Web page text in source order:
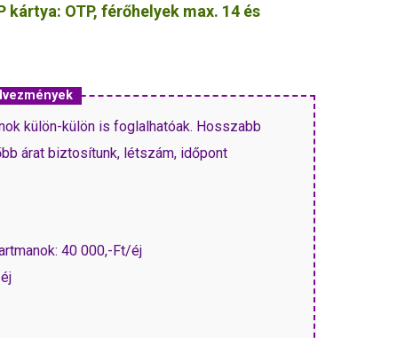
kártya: OTP, férőhelyek max. 14 és
külön-külön is foglalhatóak. Hosszabb
árat biztosítunk, létszám, időpont
40 000,-Ft/éj